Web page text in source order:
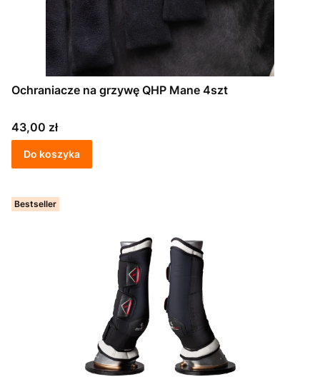
Ochraniacze na grzywę QHP Mane 4szt
Cena
43,00 zł
Do koszyka
Bestseller